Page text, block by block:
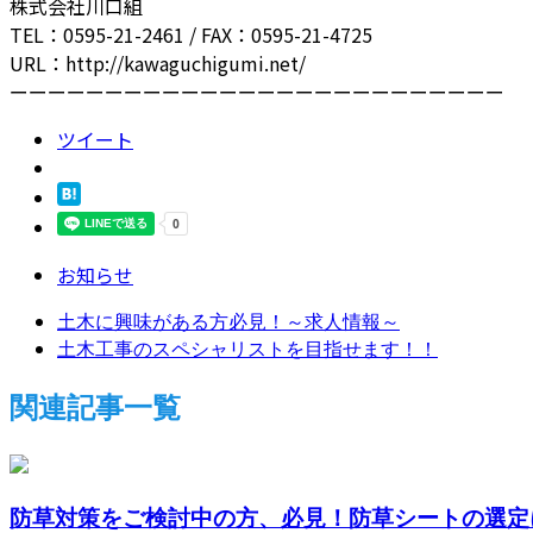
株式会社川口組
TEL：0595-21-2461 / FAX：0595-21-4725
URL：http://kawaguchigumi.net/
ーーーーーーーーーーーーーーーーーーーーーーーーーー
ツイート
お知らせ
土木に興味がある方必見！～求人情報～
土木工事のスペシャリストを目指せます！！
関連記事一覧
防草対策をご検討中の方、必見！防草シートの選